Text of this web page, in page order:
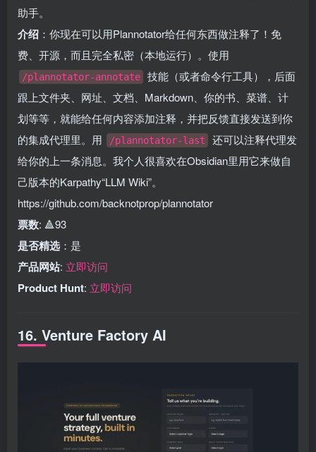
助手。
介绍 ：你现在可以用Plannotator给任何东西做注释了！免
费、开源，而且完全私密（本地运行）。使用
/plannotator-annotate
技能（或者命令行工具），后面
跟上文件夹、网址、文档、Markdown、你的书、菜谱、计
划等等，就能给任何内容添加注释，并把反馈直接发送到你
的集成代理里。用
/plannotator-last
还可以注释代理发
给你的上一条消息。我个人很喜欢在Obsidian里用它来做自
己版本的Karpathy“LLM Wiki”。
https://github.com/backnotprop/plannotator
票数: 🔺93
是否精选 ：是
产品网站: 立即访问
Product Hunt: 立即访问
16. Venture Factory AI